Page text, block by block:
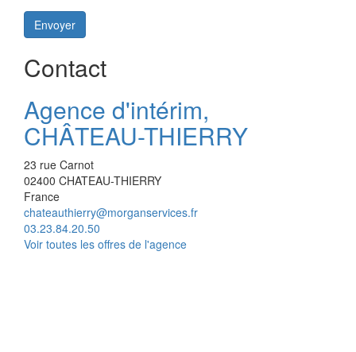
Envoyer
Contact
Agence d'intérim,
CHÂTEAU-THIERRY
23 rue Carnot
02400 CHATEAU-THIERRY
France
chateauthierry@morganservices.fr
03.23.84.20.50
Voir toutes les offres de l'agence